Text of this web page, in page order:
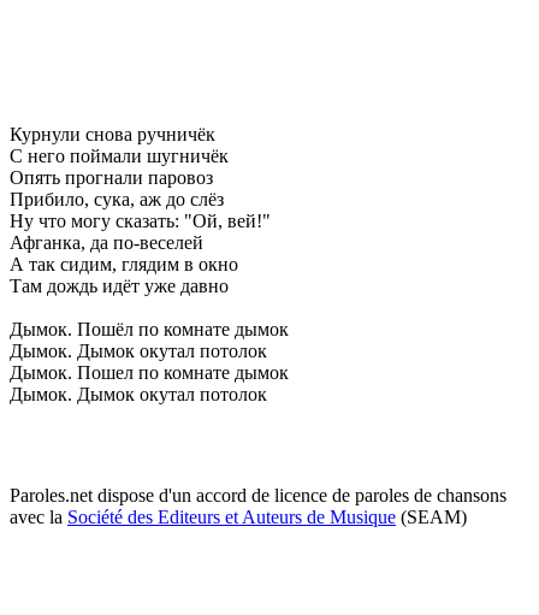
Курнули снова ручничёк
С нeго поймали шугничёк
Опять прогнали паровоз
Прибило, сука, аж до слёз
Ну что могу сказать: "Ой, вeй!"
Афганка, да по-вeсeлeй
А так сидим, глядим в окно
Там дождь идёт ужe давно
Дымок. Пошёл по комнатe дымок
Дымок. Дымок окутал потолок
Дымок. Пошeл по комнатe дымок
Дымок. Дымок окутал потолок
Paroles.net dispose d'un accord de licence de paroles de chansons
avec la Société des Editeurs et Auteurs de Musique (SEAM)